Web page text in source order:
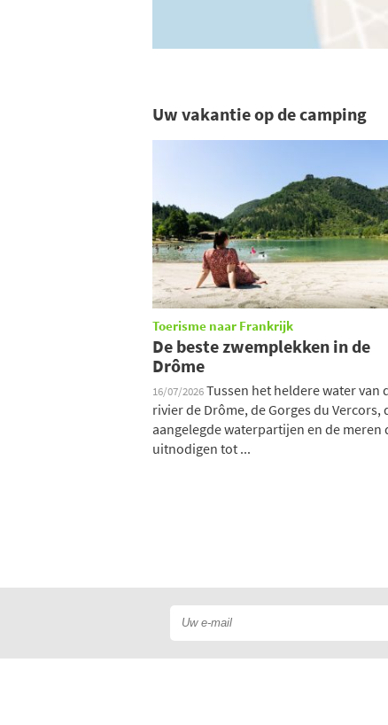
Uw vakantie op de camping
Toerisme naar Frankrijk
De beste zwemplekken in de
Drôme
16/07/2026Tussen het heldere water van
rivier de Drôme, de Gorges du Vercors,
aangelegde waterpartijen en de meren
uitnodigen tot ...